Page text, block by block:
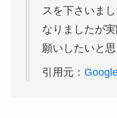
スを下さいま
なりましたが
願いしたいと思
引用元：